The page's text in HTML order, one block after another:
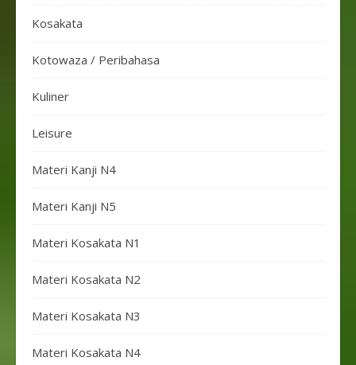
Kosakata
Kotowaza / Peribahasa
Kuliner
Leisure
Materi Kanji N4
Materi Kanji N5
Materi Kosakata N1
Materi Kosakata N2
Materi Kosakata N3
Materi Kosakata N4